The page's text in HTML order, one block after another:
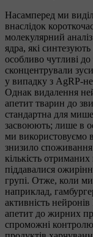
Насамперед ми
внаслідок
молекулярний
ядра, які
особливо чутливі
сконцентрували
у випадку з AgRP-
Однак видалення
апетит тварин до
стандартна для
засвоюють; лише в
ми використовуємо
знизило
кількість
піддавалися
групі. Отже, коли
наприклад,
активність
апетит до жирних
спроможні